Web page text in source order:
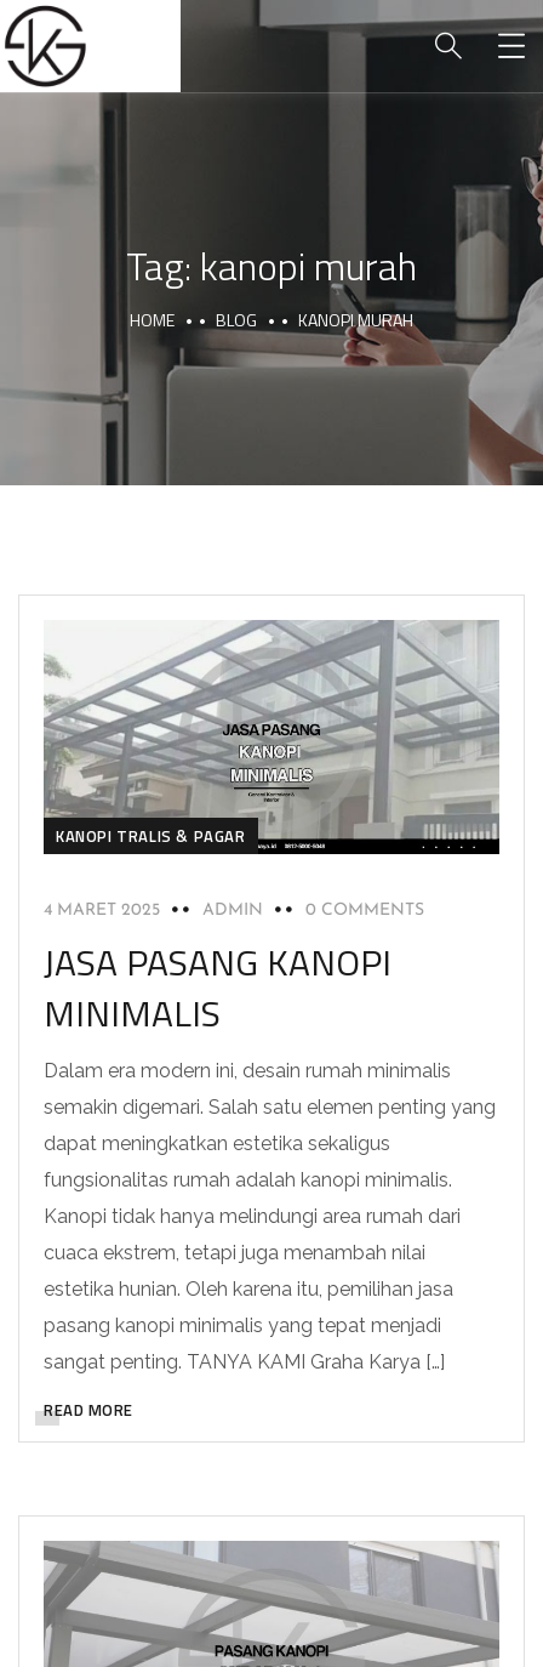
Tag: kanopi murah
HOME BLOG KANOPI MURAH
KANOPI TRALIS & PAGAR
4 MARET 2025 ADMIN 0 COMMENTS
JASA PASANG KANOPI
MINIMALIS
Dalam era modern ini, desain rumah minimalis
semakin digemari. Salah satu elemen penting yang
dapat meningkatkan estetika sekaligus
fungsionalitas rumah adalah kanopi minimalis.
Kanopi tidak hanya melindungi area rumah dari
cuaca ekstrem, tetapi juga menambah nilai
estetika hunian. Oleh karena itu, pemilihan jasa
pasang kanopi minimalis yang tepat menjadi
sangat penting. TANYA KAMI Graha Karya […]
READ MORE